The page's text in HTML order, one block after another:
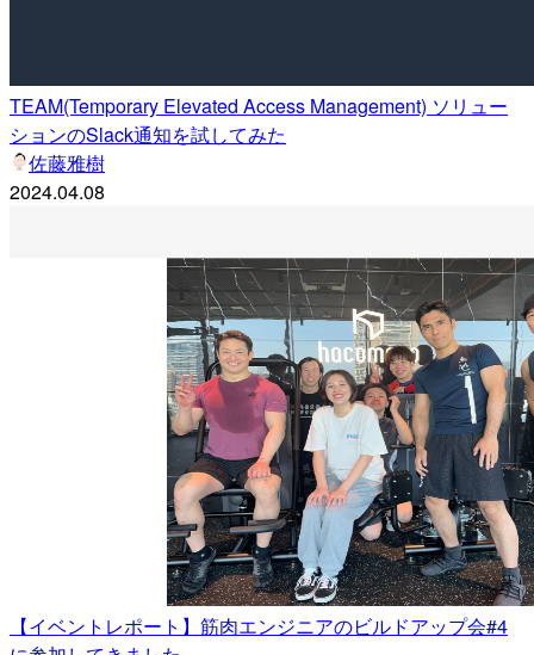
TEAM(Temporary Elevated Access Management) ソリュー
ションのSlack通知を試してみた
佐藤雅樹
2024.04.08
【イベントレポート】筋肉エンジニアのビルドアップ会#4